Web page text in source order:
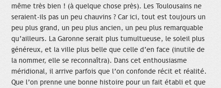
même très bien ! (à quelque chose près). Les Toulousains ne
seraient-ils pas un peu chauvins ? Car ici, tout est toujours un
peu plus grand, un peu plus ancien, un peu plus remarquable
qu’ailleurs. La Garonne serait plus tumultueuse, le soleil plus
généreux, et la ville plus belle que celle d’en face (inutile de
la nommer, elle se reconnaîtra). Dans cet enthousiasme
méridional, il arrive parfois que l’on confonde récit et réalité.
Que l’on prenne une bonne histoire pour un fait établi et que